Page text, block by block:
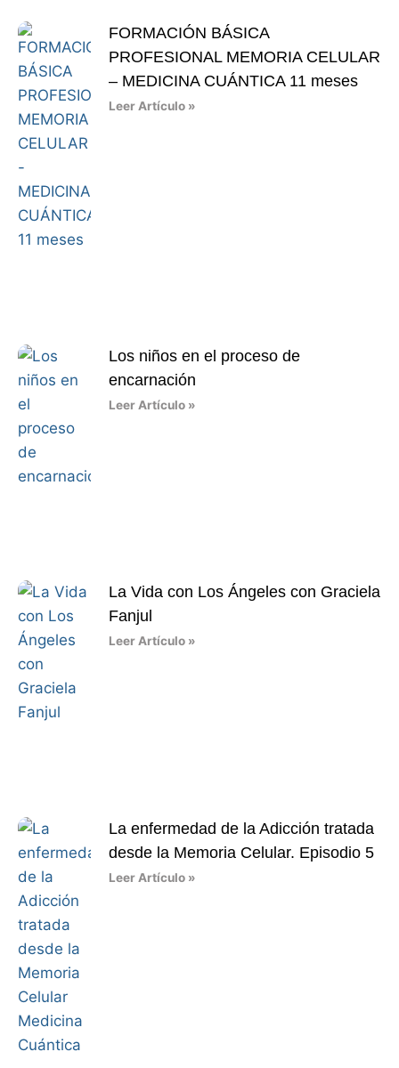
FORMACIÓN BÁSICA
PROFESIONAL MEMORIA CELULAR
– MEDICINA CUÁNTICA 11 meses
Leer Artículo »
Los niños en el proceso de
encarnación
Leer Artículo »
La Vida con Los Ángeles con Graciela
Fanjul
Leer Artículo »
La enfermedad de la Adicción tratada
desde la Memoria Celular. Episodio 5
Leer Artículo »